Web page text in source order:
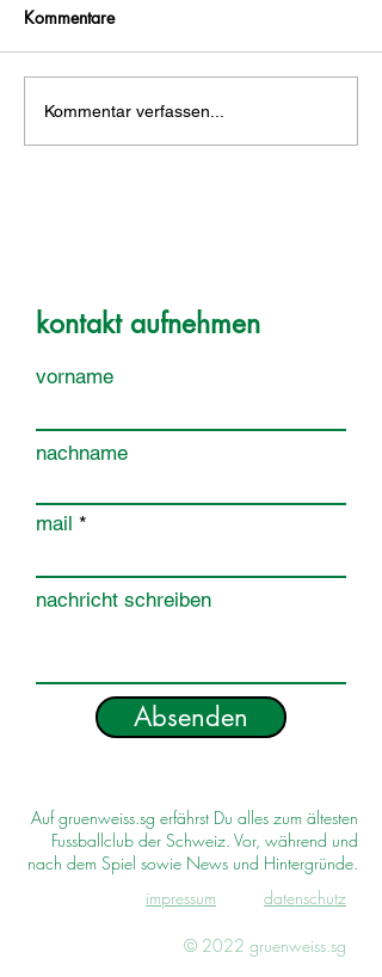
Kommentare
Kommentar verfassen...
kontakt aufnehmen
vorname
nachname
mail
nachricht schreiben
Absenden
Auf gruenweiss.sg erfährst Du alles zum ältesten
Fussballclub der Schweiz. Vor, während und
nach dem Spiel sowie News und Hintergründe.
impressum
datenschutz
© 2022 gruenweiss.sg